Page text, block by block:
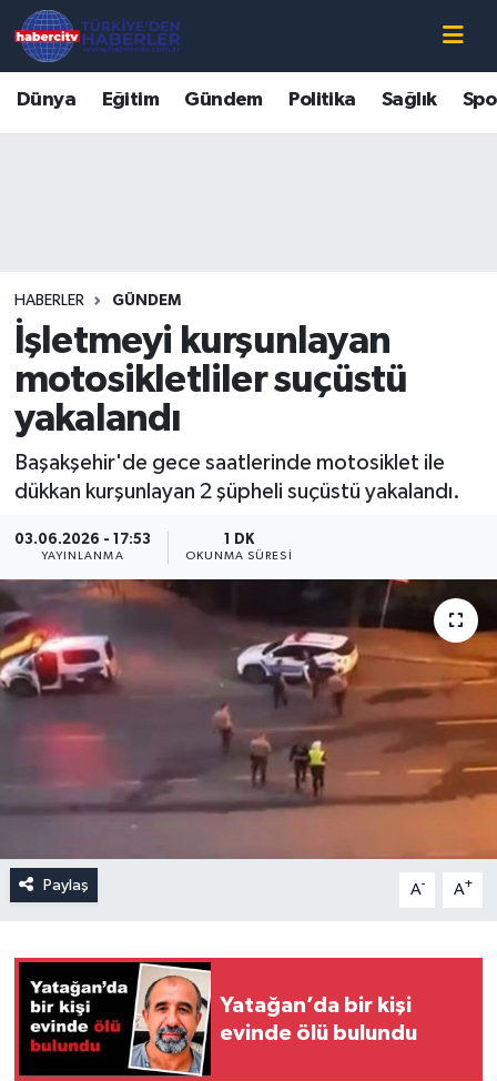
Dünya Eğitim Gündem Politika Sağlık
HABERLER GÜNDEM
İşletmeyi kurşunlayan
motosikletliler suçüstü
yakalandı
Başakşehir'de gece saatlerinde motosiklet ile
dükkan kurşunlayan 2 şüpheli suçüstü yakalandı.
03.06.2026 - 17:53
YAYINLANMA
1 DK
OKUNMA SÜRESI
Paylaş A- A+
Yatağan’da bir kişi
evinde ölü bulundu
Süper Lig Puan Durumu ve Fikstür
Tüm Manşetler
Son Dakika Haberleri
Haber Arşivi